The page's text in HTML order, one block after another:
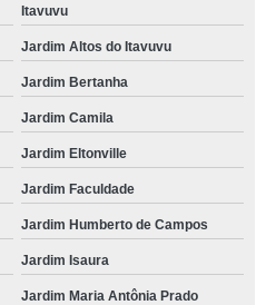
Itavuvu
Jardim Altos do Itavuvu
Jardim Bertanha
Jardim Camila
Jardim Eltonville
Jardim Faculdade
Jardim Humberto de Campos
Jardim Isaura
Jardim Maria Antônia Prado